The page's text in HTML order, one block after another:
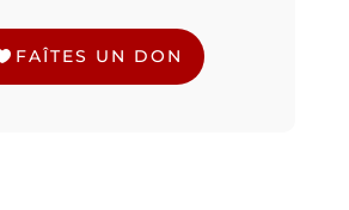
FAÎTES UN DON